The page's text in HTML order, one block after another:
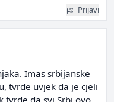
Prijavi
Imas srbijanske
tvrde uvjek da je cjeli
tvrde da svi Srbi ovo